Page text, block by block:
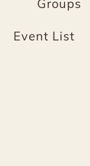
Groups
Event List